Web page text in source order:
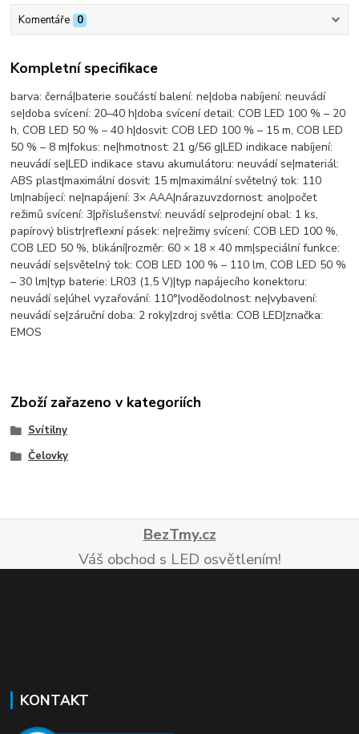
Komentáře 0
Kompletní specifikace
barva: černá|baterie součástí balení: ne|doba nabíjení: neuvádí
se|doba svícení: 20–40 h|doba svícení detail: COB LED 100 % – 20
h, COB LED 50 % – 40 h|dosvit: COB LED 100 % – 15 m, COB LED
50 % – 8 m|fokus: ne|hmotnost: 21 g/56 g|LED indikace nabíjení:
neuvádí se|LED indikace stavu akumulátoru: neuvádí se|materiál:
ABS plast|maximální dosvit: 15 m|maximální světelný tok: 110
lm|nabíjecí: ne|napájení: 3× AAA|nárazuvzdornost: ano|počet
režimů svícení: 3|příslušenství: neuvádí se|prodejní obal: 1 ks,
papírový blistr|reflexní pásek: ne|režimy svícení: COB LED 100 %,
COB LED 50 %, blikání|rozměr: 60 × 18 × 40 mm|speciální funkce:
neuvádí se|světelný tok: COB LED 100 % – 110 lm, COB LED 50 %
– 30 lm|typ baterie: LR03 (1,5 V)|typ napájecího konektoru:
neuvádí se|úhel vyzařování: 110°|voděodolnost: ne|vybavení:
neuvádí se|záruční doba: 2 roky|zdroj světla: COB LED|značka:
EMOS
Zboží zařazeno v kategoriích
Svítilny
Čelovky
BezTmy.cz
Váš obchod s LED osvětlením!
KONTAKT